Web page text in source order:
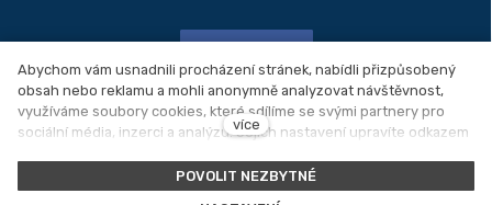
Klienti
Produkce
Novinky
O nás
Facebook
Ochrana osobních údajů
Abychom vám usnadnili procházení stránek, nabídli přizpůsobený
obsah nebo reklamu a mohli anonymně analyzovat návštěvnost,
využíváme soubory cookies, které sdílíme se svými partnery pro
sociální média, inzerci a analýzu. Jejich nastavení upravíte odkazem
Podrobnější informace najdete v našichZásadách ochrany osobních
údajůa používání souborů cookies. Souhlasíte s používáním
více
POVOLIT NEZBYTNÉ